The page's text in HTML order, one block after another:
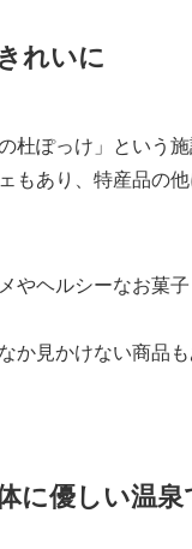
れいに
杜ぽっけ」という施
もあり、特産品の
やヘルシーなお菓
か見かけない商品
に優しい温